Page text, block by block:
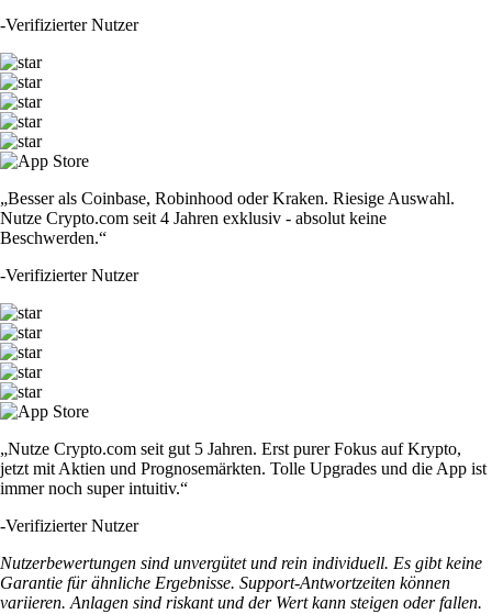
-Verifizierter Nutzer
„Besser als Coinbase, Robinhood oder Kraken. Riesige Auswahl.
Nutze Crypto.com seit 4 Jahren exklusiv - absolut keine
Beschwerden.“
-Verifizierter Nutzer
„Nutze Crypto.com seit gut 5 Jahren. Erst purer Fokus auf Krypto,
jetzt mit Aktien und Prognosemärkten. Tolle Upgrades und die App ist
immer noch super intuitiv.“
-Verifizierter Nutzer
Nutzerbewertungen sind unvergütet und rein individuell. Es gibt keine
Garantie für ähnliche Ergebnisse. Support-Antwortzeiten können
variieren. Anlagen sind riskant und der Wert kann steigen oder fallen.